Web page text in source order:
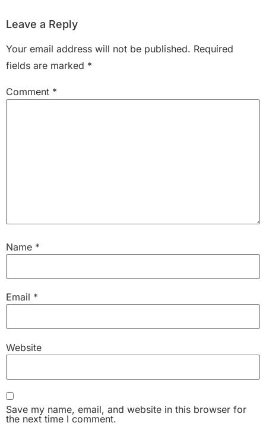
Leave a Reply
Your email address will not be published. Required
fields are marked *
Comment *
Name *
Email *
Website
Save my name, email, and website in this browser for
the next time I comment.